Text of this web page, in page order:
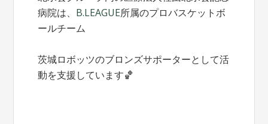
病院は、 B.LEAGUE所属のプロバスケットボ
ールチーム
茨城ロボッツのブロンズサポーターとして活
動を支援しています🏀